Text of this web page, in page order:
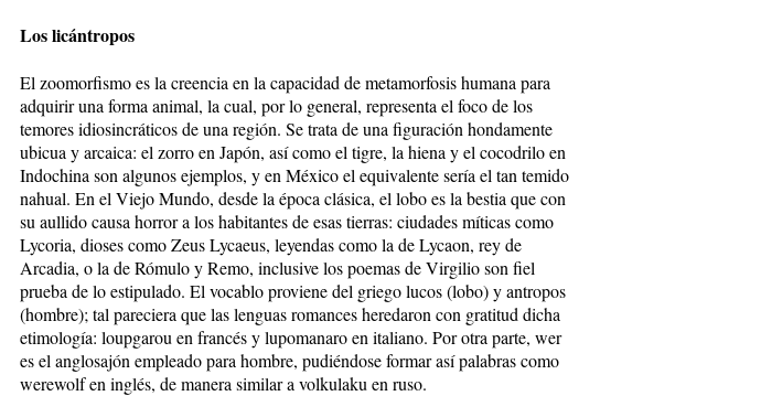
Los licántropos
El zoomorfismo es la creencia en la capacidad de metamorfosis humana para
adquirir una forma animal, la cual, por lo general, representa el foco de los
temores idiosincráticos de una región. Se trata de una figuración hondamente
ubicua y arcaica: el zorro en Japón, así como el tigre, la hiena y el cocodrilo en
Indochina son algunos ejemplos, y en México el equivalente sería el tan temido
nahual. En el Viejo Mundo, desde la época clásica, el lobo es la bestia que con
su aullido causa horror a los habitantes de esas tierras: ciudades míticas como
Lycoria, dioses como Zeus Lycaeus, leyendas como la de Lycaon, rey de
Arcadia, o la de Rómulo y Remo, inclusive los poemas de Virgilio son fiel
prueba de lo estipulado. El vocablo proviene del griego lucos (lobo) y antropos
(hombre); tal pareciera que las lenguas romances heredaron con gratitud dicha
etimología: loupgarou en francés y lupomanaro en italiano. Por otra parte, wer
es el anglosajón empleado para hombre, pudiéndose formar así palabras como
werewolf en inglés, de manera similar a volkulaku en ruso.